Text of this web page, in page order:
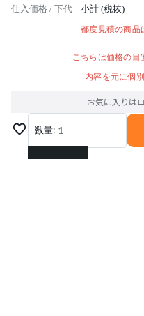
仕入価格 / 下代 小計 (税抜)
都度見積の商品
こちらは価格の目
内容を元に個
お気に入りは
数量: 1
1